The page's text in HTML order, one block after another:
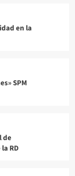
en la
SPM
de
RD